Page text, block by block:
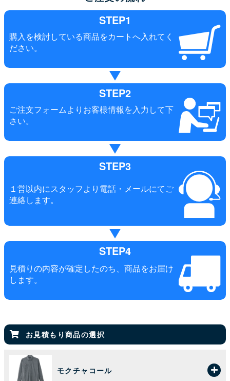
STEP1
購入を検討している商品をカートへ入れてく
ださい。
STEP2
ご注文フォームよりお客様情報を入力して下
さい。
STEP3
１営以内にスタッフより電話・メールにてご
連絡します。
STEP4
見積りの内容が確定したのち、商品をお届け
します。
お見積もり商品の選択
モクチャコール